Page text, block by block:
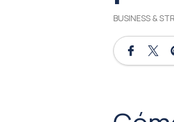
BUSINESS &